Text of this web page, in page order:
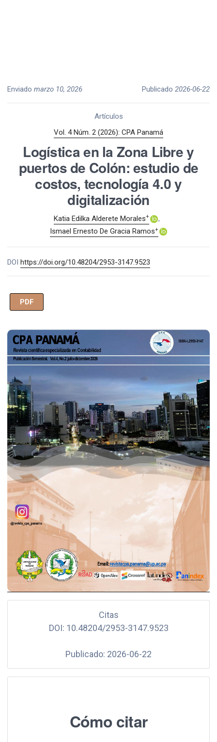
Enviado marzo 10, 2026 Publicado 2026-06-22
Artículos
Vol. 4 Núm. 2 (2026): CPA Panamá
Logística en la Zona Libre y
puertos de Colón: estudio de
costos, tecnología 4.0 y
digitalización
Katia Edilka Alderete Morales+
Ismael Ernesto De Gracia Ramos+
DOI https://doi.org/10.48204/2953-3147.9523
PDF
Imagen de portada
Citas
DOI: 10.48204/2953-3147.9523
Publicado: 2026-06-22
Cómo citar